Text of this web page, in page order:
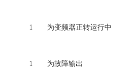
1 为变频器正转运行中
1 为故障输出